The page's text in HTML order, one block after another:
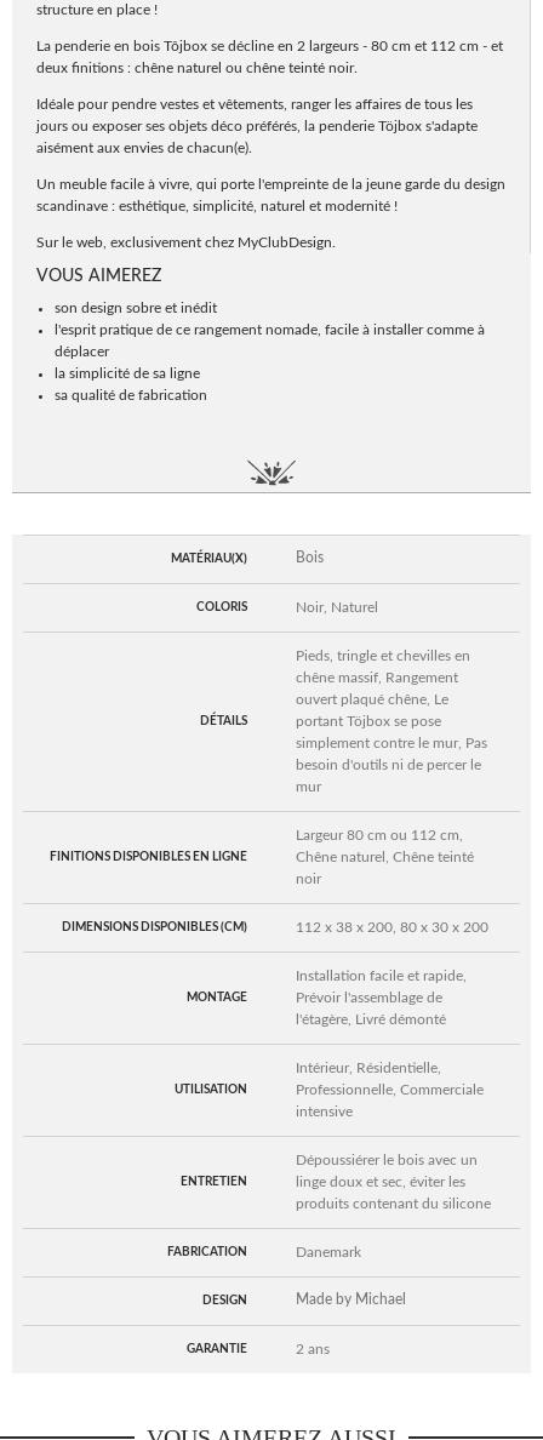
structure en place !
La penderie en bois Tôjbox se décline en 2 largeurs - 80 cm et 112 cm - et
deux finitions : chêne naturel ou chêne teinté noir.
Idéale pour pendre vestes et vêtements, ranger les affaires de tous les
jours ou exposer ses objets déco préférés, la penderie Töjbox s'adapte
aisément aux envies de chacun(e).
Un meuble facile à vivre, qui porte l'empreinte de la jeune garde du design
scandinave : esthétique, simplicité, naturel et modernité !
Sur le web, exclusivement chez MyClubDesign.
VOUS AIMEREZ
son design sobre et inédit
l'esprit pratique de ce rangement nomade, facile à installer comme à
déplacer
la simplicité de sa ligne
sa qualité de fabrication
MATÉRIAU(X) Bois
COLORIS Noir, Naturel
DÉTAILS
Pieds, tringle et chevilles en
chêne massif, Rangement
ouvert plaqué chêne, Le
portant Töjbox se pose
simplement contre le mur, Pas
besoin d'outils ni de percer le
mur
FINITIONS DISPONIBLES EN LIGNE
Largeur 80 cm ou 112 cm,
Chêne naturel, Chêne teinté
noir
DIMENSIONS DISPONIBLES (CM) 112 x 38 x 200, 80 x 30 x 200
MONTAGE
Installation facile et rapide,
Prévoir l'assemblage de
l'étagère, Livré démonté
UTILISATION
Intérieur, Résidentielle,
Professionnelle, Commerciale
intensive
ENTRETIEN
Dépoussiérer le bois avec un
linge doux et sec, éviter les
produits contenant du silicone
FABRICATION Danemark
DESIGN Made by Michael
GARANTIE 2 ans